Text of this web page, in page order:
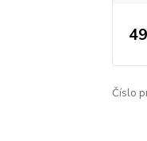
Číslo